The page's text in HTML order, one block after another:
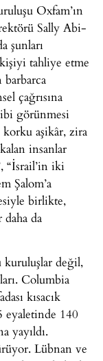
Oxfam’ın
Sally Abi-
şunları
tahliye etme
çağrısına
görünmesi
korku aşikâr, zira
insanlar
“İsrail’in iki
Şalom’a
birlikte,
da
kuruluşlar değil,
Columbia
kısacık
eyaletinde 140
yayıldı.
Lübnan ve